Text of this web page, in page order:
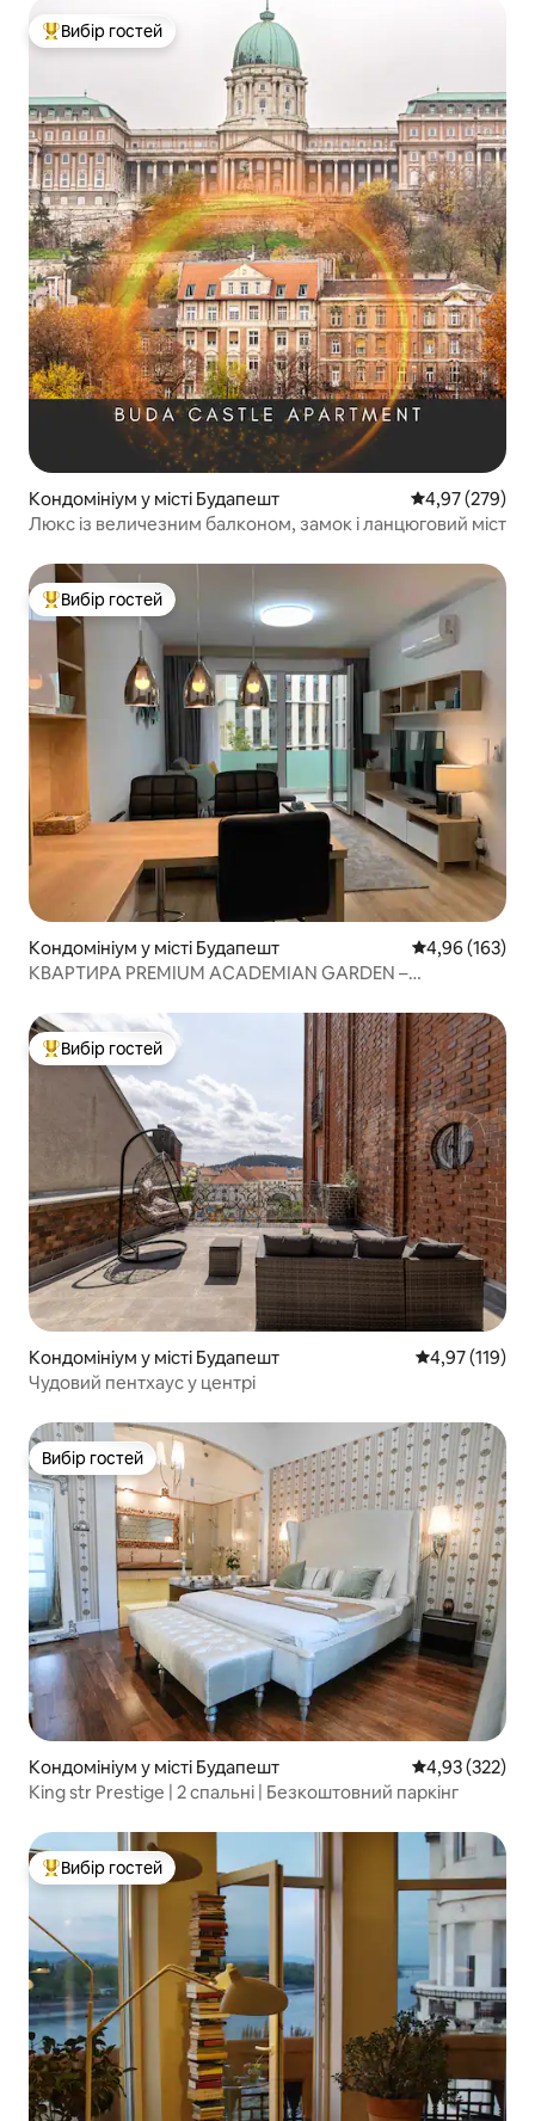
Топ вибір гостей
Вибір гостей
Кондомініум у місті Будапешт Середня
4,97 (279)
Люкс із величезним балконом, замок і ланцюговий міст
Топ вибір гостей
Вибір гостей
Кондомініум у місті Будапешт Середня
4,96 (163)
КВАРТИРА PREMIUM ACADEMIAN GARDEN –
Топ вибір гостей
Вибір гостей
Кондомініум у місті Будапешт Середня
4,97 (119)
Чудовий пентхаус у центрі
Вибір гостей
Вибір гостей
Кондомініум у місті Будапешт Середня
4,93 (322)
King str Prestige | 2 спальні | Безкоштовний паркінг
Топ вибір гостей
Вибір гостей